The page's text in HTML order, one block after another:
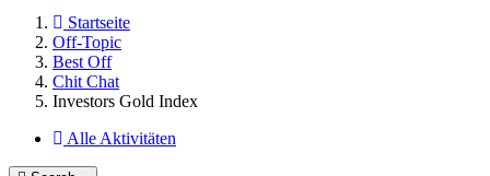
Startseite
Off-Topic
Best Off
Chit Chat
Investors Gold Index
Alle Aktivitäten